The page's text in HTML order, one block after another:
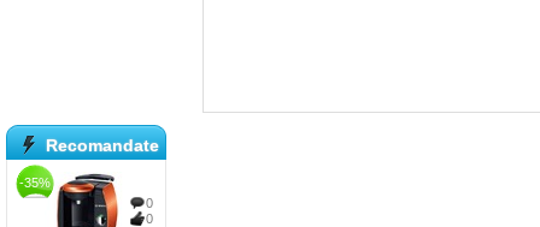
Recomandate
-35%
0
0